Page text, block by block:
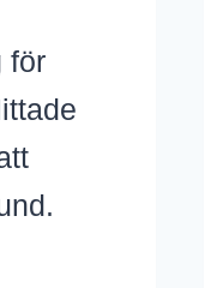
för